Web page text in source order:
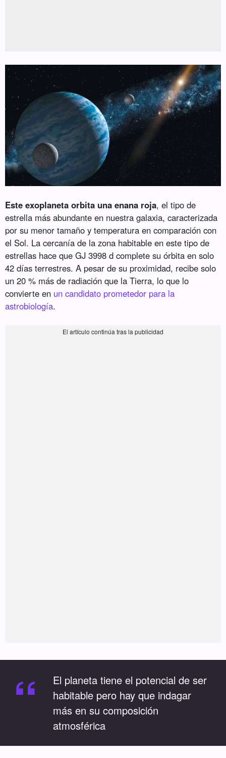
Este exoplaneta orbita una enana roja, el tipo de
estrella más abundante en nuestra galaxia, caracterizada
por su menor tamaño y temperatura en comparación con
el Sol. La cercanía de la zona habitable en este tipo de
estrellas hace que GJ 3998 d complete su órbita en solo
42 días terrestres. A pesar de su proximidad, recibe solo
un 20 % más de radiación que la Tierra, lo que lo
convierte en un candidato prometedor para la
astrobiología.
“
El planeta tiene el potencial de ser
habitable pero hay que indagar
más en su composición
atmosférica